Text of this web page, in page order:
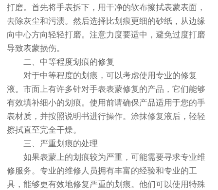
打磨。首先将手表拆下，用干净的软布擦拭表蒙表面，
去除灰尘和污渍。然后选择比划痕更细的砂纸，从边缘
向中心方向轻轻打磨。注意力度要适中，避免过度打磨
导致表蒙损伤。
二、中等程度划痕的修复
对于中等程度的划痕，可以考虑使用专业的修复
液。市面上有许多针对手表表蒙修复的产品，它们能够
有效填补细小的划痕。使用前请确保产品适用于您的手
表材质，并按照说明书进行操作。涂抹修复液后，轻轻
擦拭直至完全干燥。
三、严重划痕的处理
如果表蒙上的划痕较为严重，可能需要寻求专业维
修服务。专业的维修人员拥有丰富的经验和专业的工
具，能够更有效地修复严重的划痕。他们可以使用特殊